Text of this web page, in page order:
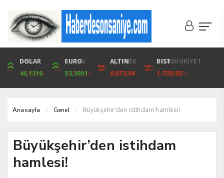
DOLAR
46,1316
EURO
53,3001
ALTIN
6,073,34
BIST
1.720,92
ONS
4,094,16
ALTIN
6,073,34
ÇEYREK
9,929,91
CUMHURİYET
42,104,00
Anasayfa Genel Büyükşehir’den istihdam hamlesi!
Büyükşehir’den istihdam
hamlesi!